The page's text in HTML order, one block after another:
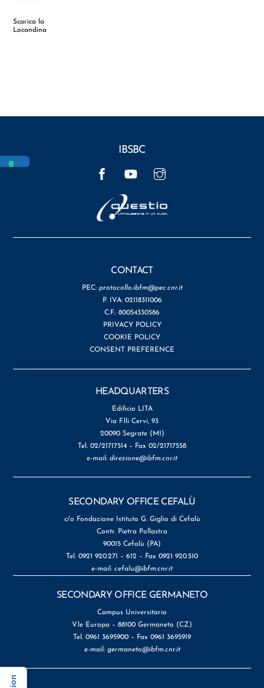
Scarica la
Locandina
IBSBC
CONTACT
PEC: protocollo.ibfm@pec.cnr.it
P. IVA: 02118311006
C.F.: 80054330586
PRIVACY POLICY
COOKIE POLICY
CONSENT PREFERENCE
HEADQUARTERS
Edificio LITA
Via F.lli Cervi, 93
20090 Segrate (MI)
Tel. 02/21717514 – Fax 02/21717558
e-mail: direzione@ibfm.cnr.it
SECONDARY OFFICE CEFALÙ
c/o Fondazione Istituto G. Giglio di Cefalù
Contr. Pietra Pollastra
90015 Cefalù (PA)
Tel. 0921 920.271 – 612 – Fax 0921 920.510
e-mail: cefalu@ibfm.cnr.it
SECONDARY OFFICE GERMANETO
Campus Universitario
V.le Europa – 88100 Germaneto (CZ)
Tel. 0961 3695900 – Fax 0961 3695919
e-mail: germaneto@ibfm.cnr.it